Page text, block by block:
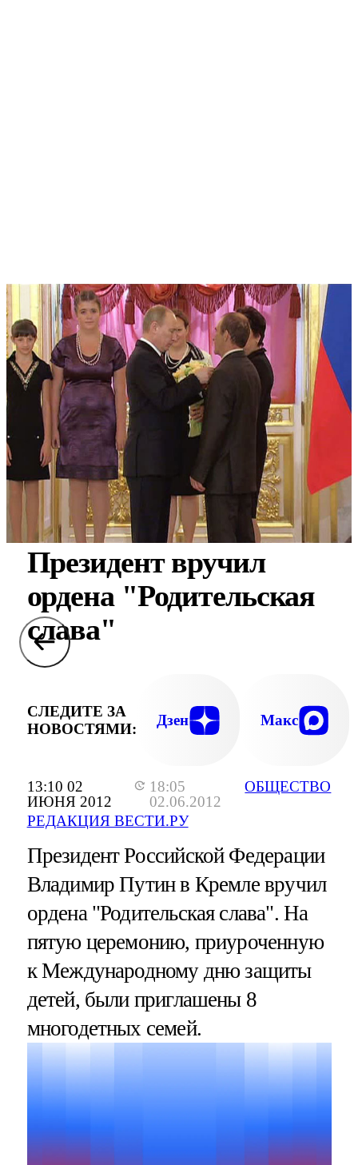
13:10 02
ИЮНЯ 2012
18:05
02.06.2012
РЕДАКЦИЯ ВЕСТИ.РУ
ОБЩЕСТВО
Президент вручил
ордена "Родительская
слава"
СЛЕДИТЕ ЗА
НОВОСТЯМИ:
Дзен Макс
Президент Российской Федерации
Владимир Путин в Кремле вручил
ордена "Родительская слава". На
пятую церемонию, приуроченную
к Международному дню защиты
детей, были приглашены 8
многодетных семей.